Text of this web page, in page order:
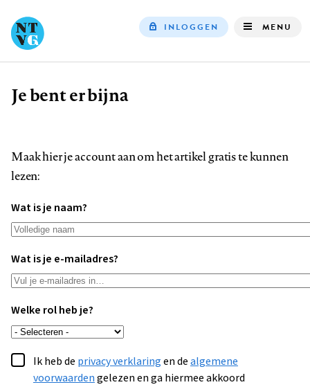
INLOGGEN MENU
Kruimelpad
Je bent er bijna
Maak hier je account aan om het artikel gratis te kunnen
lezen:
Wat is je naam?
Wat is je e-mailadres?
Welke rol heb je?
Ik heb de privacy verklaringen dealgemene
voorwaardengelezen en ga hiermee akkoord